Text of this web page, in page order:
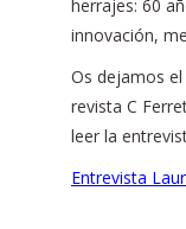
herrajes: 60
innovación,
Os dejamos
revista C
leer la
Entrevista